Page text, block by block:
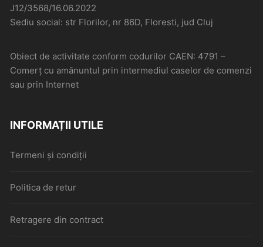
J12/3568/16.06.2022
Sediu social: str Florilor, nr 86D, Floresti, jud Cluj
Obiect de activitate conform codurilor CAEN: 4791 –
Comerţ cu amănuntul prin intermediul caselor de comenzi
sau prin Internet
INFORMAȚII UTILE
Termeni și condiții
Politica de retur
Retragere din contract